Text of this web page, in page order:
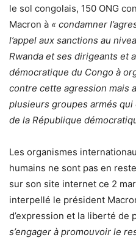
le sol congolais, 150 ONG
Macron à « condamner
l’appel aux sanctions au
Rwanda et ses dirigeants et
démocratique du Congo à
contre cette agression mais
plusieurs groupes armés
de la République
Les organismes
humains ne sont pas en
sur son site internet ce 2
interpellé le président
d’expression et la liberté de
s’engager à promouvoir le